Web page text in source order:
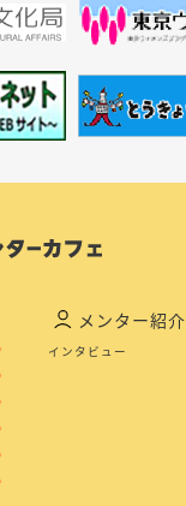
メンター紹介
インタビュー